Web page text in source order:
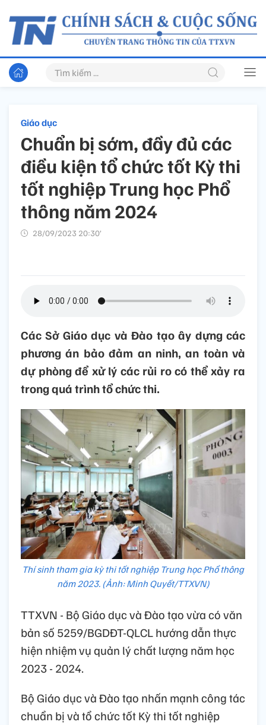
Giáo dục
Chuẩn bị sớm, đầy đủ các
điều kiện tổ chức tốt Kỳ thi
tốt nghiệp Trung học Phổ
thông năm 2024
28/09/2023 20:30’
Các Sở Giáo dục và Đào tạo ây dựng các
phương án bảo đảm an ninh, an toàn và
dự phòng để xử lý các rủi ro có thể xảy ra
trong quá trình tổ chức thi.
Thí sinh tham gia kỳ thi tốt nghiệp Trung học Phổ thông
năm 2023. (Ảnh: Minh Quyết/TTXVN)
TTXVN - Bộ Giáo dục và Đào tạo vừa có văn
bản số 5259/BGDĐT-QLCL hướng dẫn thực
hiện nhiệm vụ quản lý chất lượng năm học
2023 - 2024.
Bộ Giáo dục và Đào tạo nhấn mạnh công tác
chuẩn bị và tổ chức tốt Kỳ thi tốt nghiệp